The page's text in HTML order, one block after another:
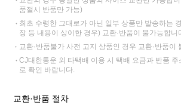
품절시 반품만 가능)
최초 수령한 그대로가 아닌 일부 상품만 발송하는
장 등 내용이 상이한 경우) 교환·반품이 불가능합니
교환·반품불가 사전 고지 상품인 경우 교환·반품이
CJ대한통운 외 타택배 이용 시 택배 요금과 반품 주
로 확인 바랍니다.
교환·반품 절차